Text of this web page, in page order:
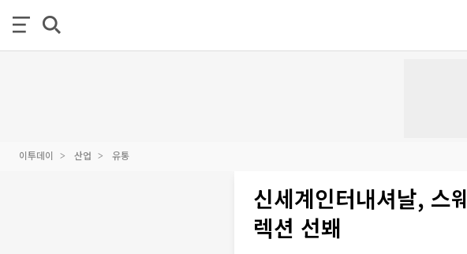
이투데이 산업 유통
신세계인터내셔날, 스
렉션 선봬